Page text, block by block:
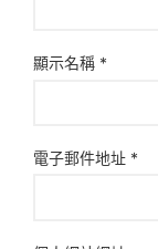
顯示名稱 *
電子郵件地址 *